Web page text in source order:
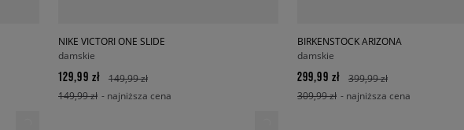
NIKE VICTORI ONE SLIDE
damskie
129,99 zł
149,99 zł
149,99 zł - najniższa cena
BIRKENSTOCK ARIZONA
damskie
299,99 zł
399,99 zł
309,99 zł - najniższa cena